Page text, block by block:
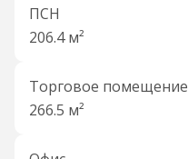
ПСН
206.4 м²
Торговое помещение
266.5 м²